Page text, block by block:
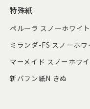
特殊紙
ペルーラ スノーホワイト
ミランダ-FS スノーホワ
マーメイド スノーホワ
新バフン紙N きぬ